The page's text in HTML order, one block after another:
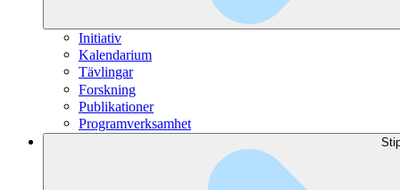
Initiativ
Kalendarium
Tävlingar
Forskning
Publikationer
Programverksamhet